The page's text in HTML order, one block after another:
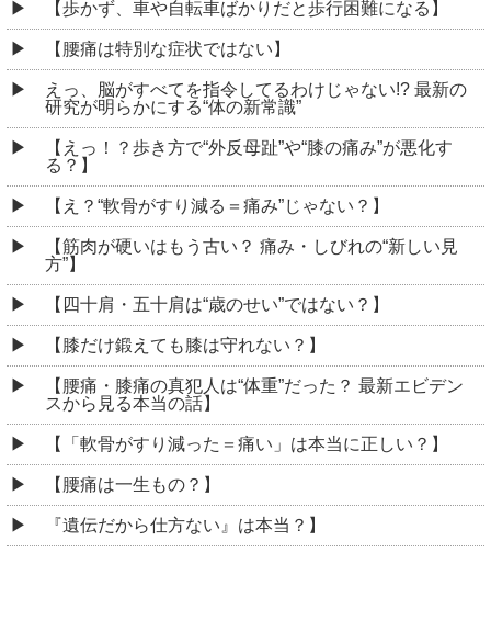
【歩かず、車や自転車ばかりだと歩行困難になる】
【腰痛は特別な症状ではない】
えっ、脳がすべてを指令してるわけじゃない!? 最新の
研究が明らかにする“体の新常識”
【えっ！？歩き方で“外反母趾”や“膝の痛み”が悪化す
る？】
【え？“軟骨がすり減る＝痛み”じゃない？】
【筋肉が硬いはもう古い？ 痛み・しびれの“新しい見
方”】
【四十肩・五十肩は“歳のせい”ではない？】
【膝だけ鍛えても膝は守れない？】
【腰痛・膝痛の真犯人は“体重”だった？ 最新エビデン
スから見る本当の話】
【「軟骨がすり減った＝痛い」は本当に正しい？】
【腰痛は一生もの？】
『遺伝だから仕方ない』は本当？】